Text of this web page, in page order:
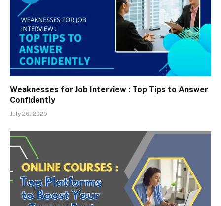
Weaknesses for Job Interview : Top Tips to Answer
Confidently
July 26, 2025